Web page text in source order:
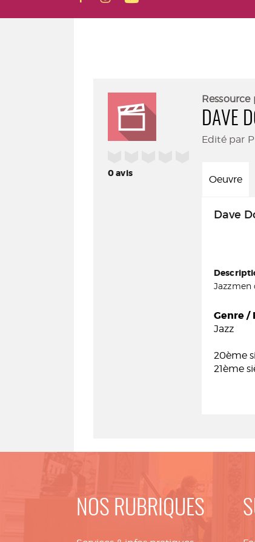
0avis
DAVE
Edité par
Oeuvre
Dave
Jazzmen
Genre /
Jazz
20ème
21ème
NOS RUBRIQUES